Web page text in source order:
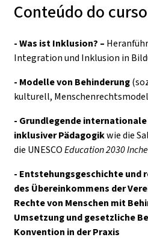
Conteúdo do curso
- Was ist Inklusion? –
Integration und Inklusion in
- Modelle von Behinderung
kulturell,
- Grundlegende
inklusiver Pädagogikwie die
die UNESCOEducation 2030
- Entstehungsgeschichte und
des Übereinkommens der
Rechte von Menschen mit
Umsetzung und gesetzliche
Konvention in der Praxis